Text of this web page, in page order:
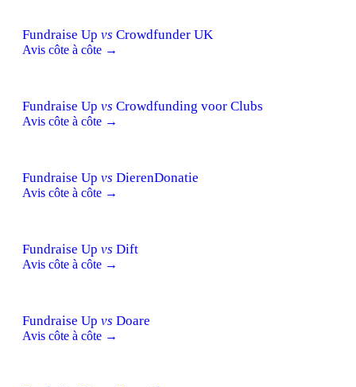
Fundraise Up vs Crowdfunder UK
Avis côte à côte →
Fundraise Up vs Crowdfunding voor Clubs
Avis côte à côte →
Fundraise Up vs DierenDonatie
Avis côte à côte →
Fundraise Up vs Dift
Avis côte à côte →
Fundraise Up vs Doare
Avis côte à côte →